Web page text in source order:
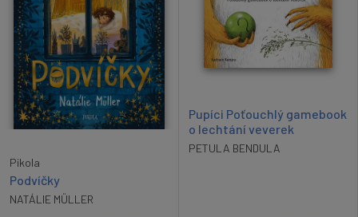
Pikola
Podvíčky
NATÁLIE MÜLLER
Pupíci Poťouchlý gamebook
o lechtání veverek
PETULA BENDULA